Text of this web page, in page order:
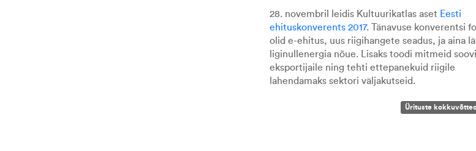
28. novembril leidis Kultuurikatlas aset Eesti
ehituskonverents 2017. Tänavuse konverentsi
olid e-ehitus, uus riigihangete seadus, ja aina
liginullenergia nõue. Lisaks toodi mitmeid
eksportijaile ning tehti ettepanekuid riigile
lahendamaks sektori väljakutseid.
Ürituste